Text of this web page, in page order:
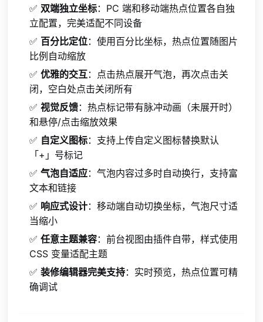
✅ 双端独立坐标：PC 端和移动端热点位置各自独
立配置，完美适配不同设备
✅ 百分比定位：使用百分比坐标，热点位置随图片
比例自动缩放
✅优雅的交互：点击热点展开气泡，再次点击关
闭，空白处点击关闭所有
✅视觉反馈：热点标记带有脉冲动画（未展开时）
和悬停/点击缩放效果
✅ 自定义图标：支持上传自定义图标替换默认
「+」号标记
✅气泡自适应：气泡内容过多时自动换行，支持富
文本和链接
✅ 响应式设计：移动端自动切换坐标，气泡尺寸适
当缩小
✅任意主题兼容：前台视图由插件自带，样式使用
CSS 变量适配主题
✅装修编辑器完美支持：实时预览，热点位置可精
确调试